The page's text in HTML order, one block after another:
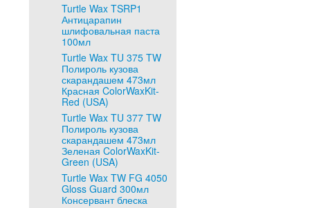
Turtle Wax TSRP1
Антицарапин
шлифовальная паста
100мл
Turtle Wax TU 375 TW
Полироль кузова
скарандашем 473мл
Красная ColorWaxKit-
Red (USA)
Turtle Wax TU 377 TW
Полироль кузова
скарандашем 473мл
Зеленая ColorWaxKit-
Green (USA)
Turtle Wax TW FG 4050
Gloss Guard 300мл
Консервант блеска